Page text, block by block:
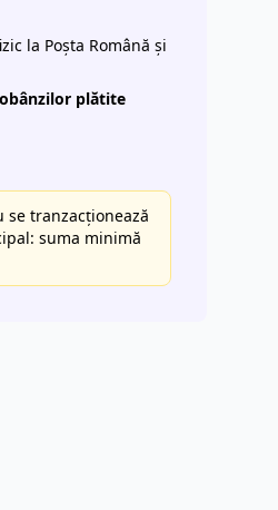
la Poșta Română și
plătite
se tranzacționează
suma minimă